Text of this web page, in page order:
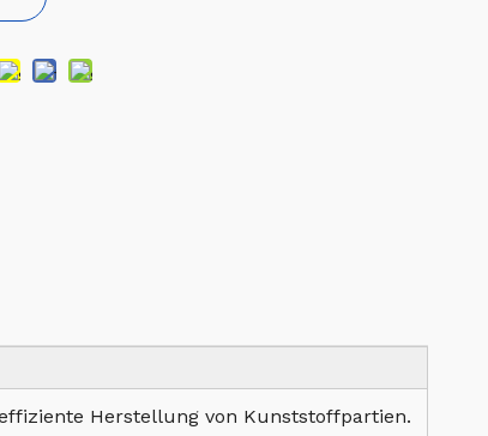
Herstellung von Kunststoffpartien.